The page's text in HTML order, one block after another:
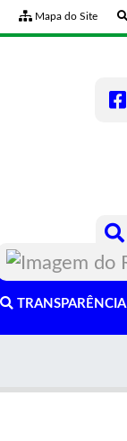
Mapa do Site
TRANSPARÊNCIA